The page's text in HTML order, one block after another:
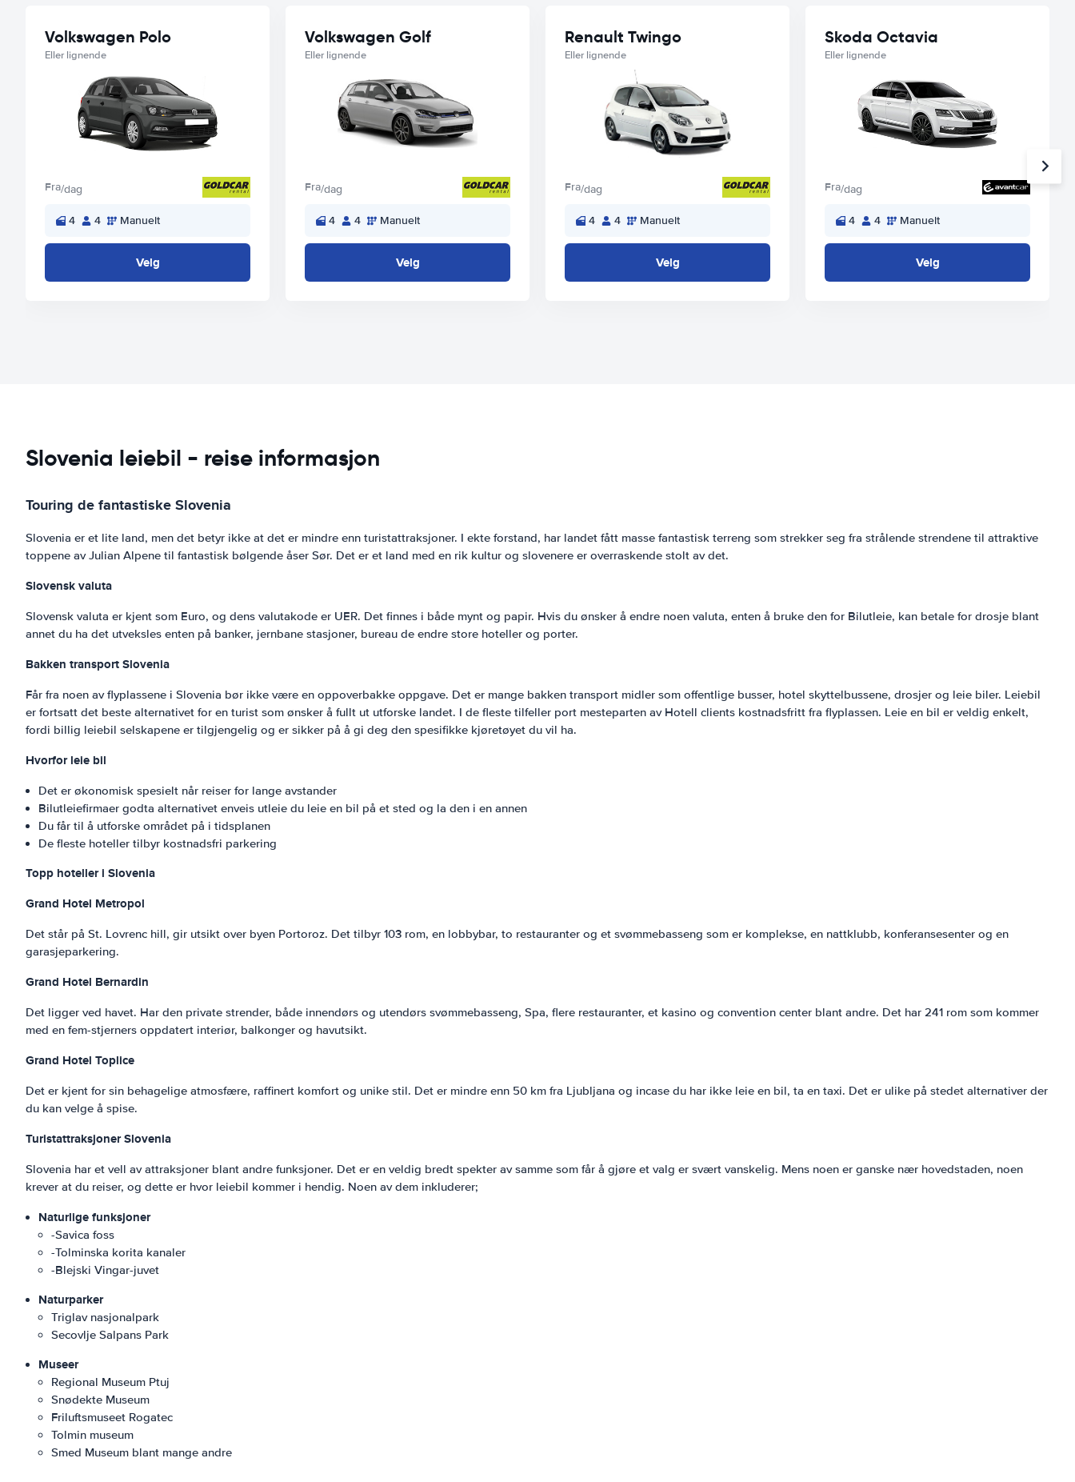
Volkswagen Polo
Eller lignende
Fra/dag
4 4 Manuelt
Velg
Volkswagen Golf
Eller lignende
Fra/dag
4 4 Manuelt
Velg
Renault Twingo
Eller lignende
Fra/dag
4 4 Manuelt
Velg
Skoda Octavia
Eller lignende
Fra/dag
4 4 Manuelt
Velg
Slovenia leiebil - reise informasjon
Touring de fantastiske Slovenia
Slovenia er et lite land, men det betyr ikke at det er mindre enn turistattraksjoner. I ekte forstand, har landet fått masse fantastisk terreng som strekker seg fra strålende strendene til attraktive
toppene av Julian Alpene til fantastisk bølgende åser Sør. Det er et land med en rik kultur og slovenere er overraskende stolt av det.
Slovensk valuta
Slovensk valuta er kjent som Euro, og dens valutakode er UER. Det finnes i både mynt og papir. Hvis du ønsker å endre noen valuta, enten å bruke den for Bilutleie, kan betale for drosje blant
annet du ha det utveksles enten på banker, jernbane stasjoner, bureau de endre store hoteller og porter.
Bakken transport Slovenia
Får fra noen av flyplassene i Slovenia bør ikke være en oppoverbakke oppgave. Det er mange bakken transport midler som offentlige busser, hotel skyttelbussene, drosjer og leie biler. Leiebil
er fortsatt det beste alternativet for en turist som ønsker å fullt ut utforske landet. I de fleste tilfeller port mesteparten av Hotell clients kostnadsfritt fra flyplassen. Leie en bil er veldig enkelt,
fordi billig leiebil selskapene er tilgjengelig og er sikker på å gi deg den spesifikke kjøretøyet du vil ha.
Hvorfor leie bil
Det er økonomisk spesielt når reiser for lange avstander
Bilutleiefirmaer godta alternativet enveis utleie du leie en bil på et sted og la den i en annen
Du får til å utforske området på i tidsplanen
De fleste hoteller tilbyr kostnadsfri parkering
Topp hoteller i Slovenia
Grand Hotel Metropol
Det står på St. Lovrenc hill, gir utsikt over byen Portoroz. Det tilbyr 103 rom, en lobbybar, to restauranter og et svømmebasseng som er komplekse, en nattklubb, konferansesenter og en
garasjeparkering.
Grand Hotel Bernardin
Det ligger ved havet. Har den private strender, både innendørs og utendørs svømmebasseng, Spa, flere restauranter, et kasino og convention center blant andre. Det har 241 rom som kommer
med en fem-stjerners oppdatert interiør, balkonger og havutsikt.
Grand Hotel Toplice
Det er kjent for sin behagelige atmosfære, raffinert komfort og unike stil. Det er mindre enn 50 km fra Ljubljana og incase du har ikke leie en bil, ta en taxi. Det er ulike på stedet alternativer der
du kan velge å spise.
Turistattraksjoner Slovenia
Slovenia har et vell av attraksjoner blant andre funksjoner. Det er en veldig bredt spekter av samme som får å gjøre et valg er svært vanskelig. Mens noen er ganske nær hovedstaden, noen
krever at du reiser, og dette er hvor leiebil kommer i hendig. Noen av dem inkluderer;
Naturlige funksjoner
-Savica foss
-Tolminska korita kanaler
-Blejski Vingar-juvet
Naturparker
Triglav nasjonalpark
Secovlje Salpans Park
Museer
Regional Museum Ptuj
Snødekte Museum
Friluftsmuseet Rogatec
Tolmin museum
Smed Museum blant mange andre